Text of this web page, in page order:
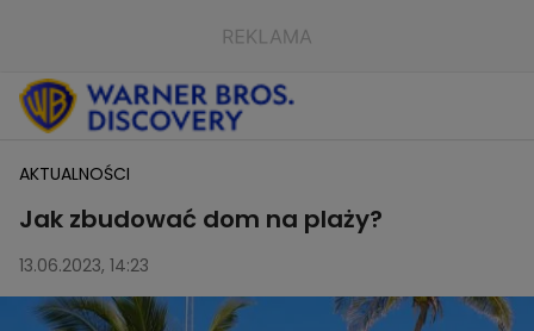
AKTUALNOŚCI
Jak zbudować dom na plaży?
13.06.2023, 14:23